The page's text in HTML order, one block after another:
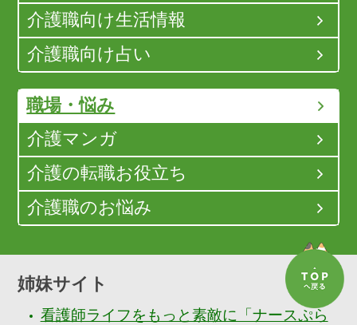
介護職向け生活情報
介護職向け占い
職場・悩み
介護マンガ
介護の転職お役立ち
介護職のお悩み
姉妹サイト
看護師ライフをもっと素敵に「ナースぷら